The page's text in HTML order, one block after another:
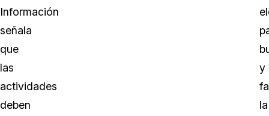
Información
señala
que
las
actividades
deben
y
la